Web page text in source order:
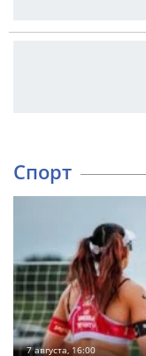
Спорт
7 августа, 16:00